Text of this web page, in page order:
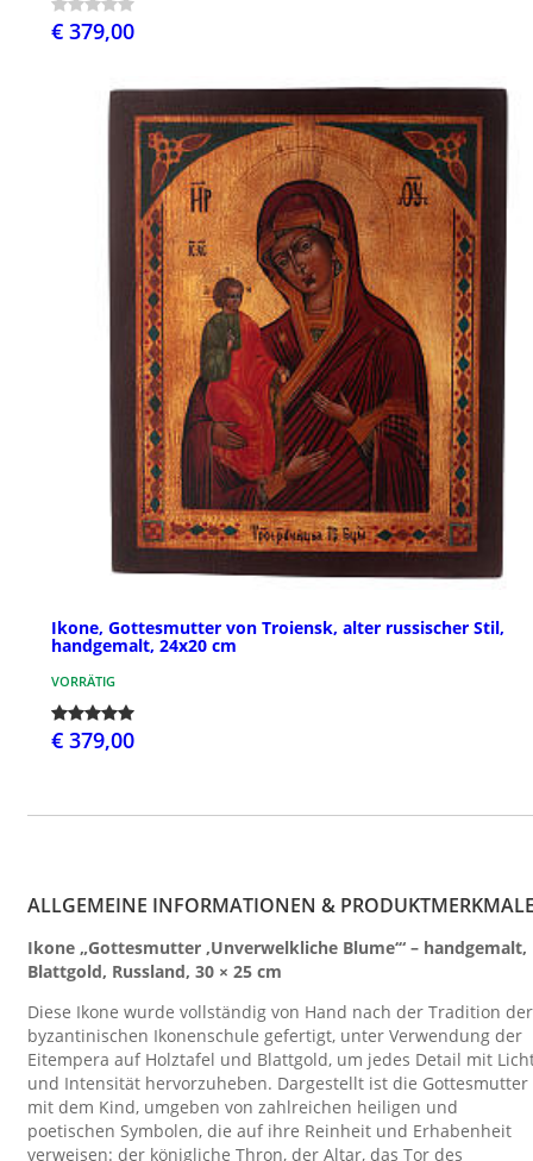
€ 379,00
Ikone, Gottesmutter von Troiensk, alter russischer Stil,
handgemalt, 24x20 cm
VORRÄTIG
€ 379,00
ALLGEMEINE INFORMATIONEN &
Ikone „Gottesmutter ‚Unverwelkliche Blume‘“ – handgemalt,
Blattgold, Russland, 30 × 25 cm
Diese Ikone wurde vollständig von Hand nach der Tradition der
byzantinischen Ikonenschule gefertigt, unter Verwendung der
Eitempera auf Holztafel und Blattgold, um jedes Detail mit
und Intensität hervorzuheben. Dargestellt ist die Gottesmutter
mit dem Kind, umgeben von zahlreichen heiligen und
poetischen Symbolen, die auf ihre Reinheit und Erhabenheit
verweisen: der königliche Thron, der Altar, das Tor des